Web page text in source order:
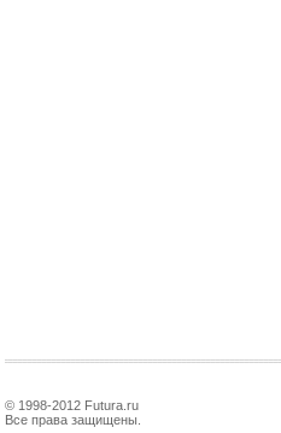
© 1998-2012 Futura.ru
Все права защищены.